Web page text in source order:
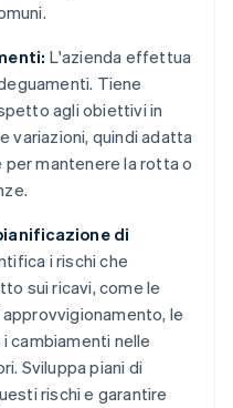
L'azienda effettua
Tiene
agli obiettivi in
variazioni, quindi adatta
mantenere la rotta o
di
i rischi che
sui ricavi, come le
le
i cambiamenti nelle
Sviluppa piani di
rischi e garantire